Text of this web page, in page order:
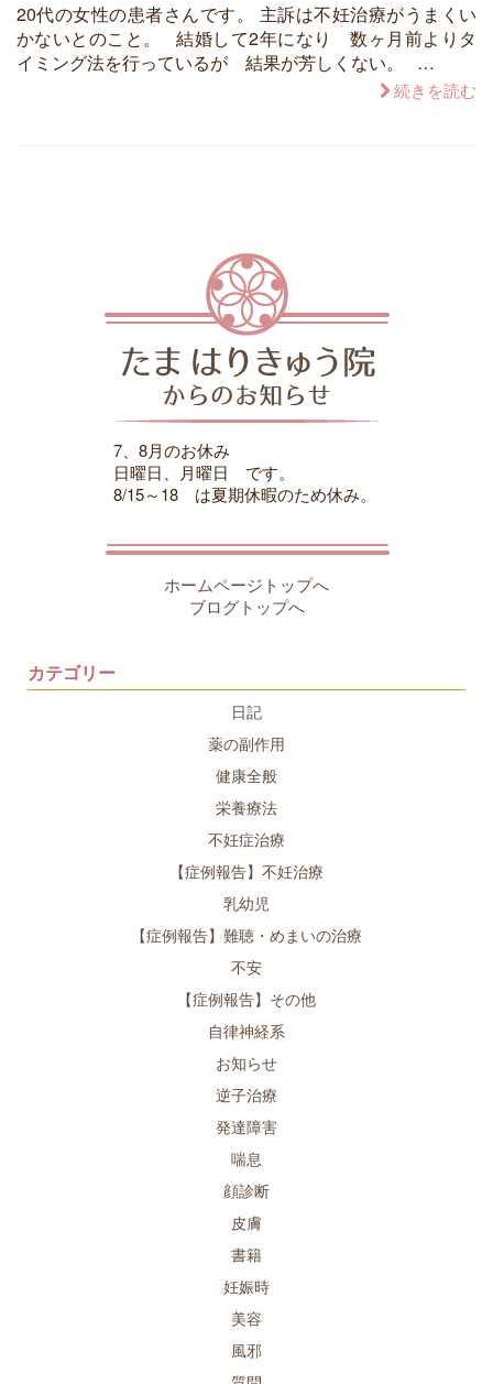
20代の女性の患者さんです。 主訴は不妊治療がうまくい
かないとのこと。 結婚して2年になり 数ヶ月前よりタ
イミング法を行っているが 結果が芳しくない。 …
続きを読む
7、8月のお休み
日曜日、月曜日 です。
8/15～18 は夏期休暇のため休み。
ホームページトップへ
ブログトップへ
カテゴリー
日記
薬の副作用
健康全般
栄養療法
不妊症治療
【症例報告】不妊治療
乳幼児
【症例報告】難聴・めまいの治療
不安
【症例報告】その他
自律神経系
お知らせ
逆子治療
発達障害
喘息
顔診断
皮膚
書籍
妊娠時
美容
風邪